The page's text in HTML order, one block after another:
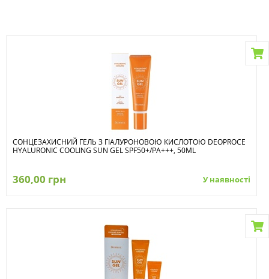
СОНЦЕЗАХИСНИЙ ГЕЛЬ З ГІАЛУРОНОВОЮ КИСЛОТОЮ DEOPROCE
HYALURONIC COOLING SUN GEL SPF50+/PA+++, 50ML
360,00 грн У наявності